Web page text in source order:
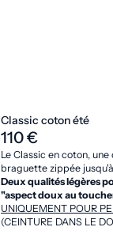
Classic coton été
110 €
Le Classic en coton,
braguette zippée
Deux qualités légères
"aspect doux au
UNIQUEMENT POUR
(CEINTURE DANS LE